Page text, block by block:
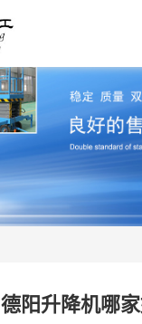
德阳升降机哪